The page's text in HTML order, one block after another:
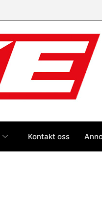
Kontakt oss